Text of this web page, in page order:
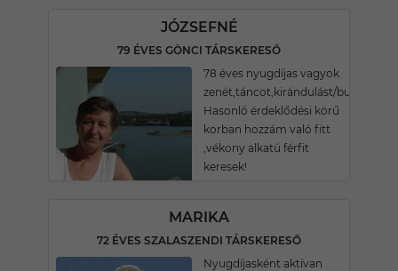
JÓZSEFNÉ
79 ÉVES GÖNCI TÁRSKERESŐ
78 éves nyugdíjas vagyok
zenét,táncot,kirándulást/buszos/
Hasonló érdeklődési körű
korban hozzám való fitt
,vékony alkatú férfit
keresek!
MARIKA
72 ÉVES SZALASZENDI TÁRSKERESŐ
Nyugdíjasként aktívan